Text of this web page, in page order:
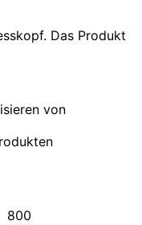
Das Produkt
von
800